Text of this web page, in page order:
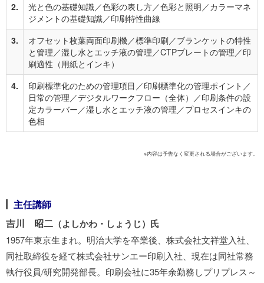
2.
光と色の基礎知識／色彩の表し方／色彩と照明／カラーマネ
ジメントの基礎知識／印刷特性曲線
3.
オフセット枚葉両面印刷機／標準印刷／ブランケットの特性
と管理／湿し水とエッチ液の管理／CTPプレートの管理／印
刷適性（用紙とインキ）
4.
印刷標準化のための管理項目／印刷標準化の管理ポイント／
日常の管理／デジタルワークフロー（全体）／印刷条件の設
定カラーバー／湿し水とエッチ液の管理／プロセスインキの
色相
※内容は予告なく変更される場合がございます。
主任講師
吉川 昭二 （よしかわ・しょうじ）氏
1957年東京生まれ。明治大学を卒業後、株式会社文祥堂入社、
同社取締役を経て株式会社サンエー印刷入社、現在は同社常務
執行役員/研究開発部長。印刷会社に35年余勤務しプリプレス～